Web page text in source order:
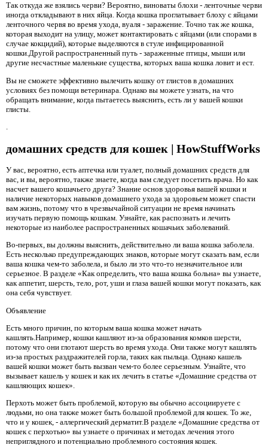
Так откуда же взялись черви? Вероятно, виноваты блохи - ленточные черви
иногда откладывают в них яйца. Когда кошка проглатывает блоху с яйцами
ленточного червя во время ухода, вуаля - заражение. Точно так же кошка,
которая выходит на улицу, может контактировать с яйцами (или спорами в
случае кокцидий), которые выделяются в стуле инфицированной
кошки.Другой распространенный путь - зараженные птицы, мыши или
другие несчастные маленькие существа, которых ваша кошка ловит и ест.
Вы не сможете эффективно вылечить кошку от глистов в домашних
условиях без помощи ветеринара. Однако вы можете узнать, на что
обращать внимание, когда пытаетесь выяснить, есть ли у вашей кошки
глисты.
домашних средств для кошек | HowStuffWorks
У вас, вероятно, есть аптечка или туалет, полный домашних средств для
вас, и вы, вероятно, также знаете, когда вам следует посетить врача. Но как
насчет вашего кошачьего друга? Знание основ здоровья вашей кошки и
наличие некоторых навыков домашнего ухода за здоровьем может спасти
вам жизнь, потому что в чрезвычайной ситуации не время начинать
изучать первую помощь кошкам. Узнайте, как распознать и лечить
некоторые из наиболее распространенных кошачьих заболеваний.
Во-первых, вы должны выяснить, действительно ли ваша кошка заболела.
Есть несколько предупреждающих знаков, которые могут сказать вам, если
ваша кошка чем-то заболела, и было ли это что-то незначительное или
серьезное. В разделе «Как определить, что ваша кошка больна» вы узнаете,
как аппетит, шерсть, тело, рот, уши и глаза вашей кошки могут показать, как
она себя чувствует.
Объявление
Есть много причин, по которым ваша кошка может начать
кашлять.Например, кошки кашляют из-за образования комков шерсти,
потому что они глотают шерсть во время ухода. Они также могут кашлять
из-за простых раздражителей горла, таких как пыльца. Однако кашель
вашей кошки может быть вызван чем-то более серьезным. Узнайте, что
вызывает кашель у кошек и как их лечить в статье «Домашние средства от
кашляющих кошек».
Перхоть может быть проблемой, которую вы обычно ассоциируете с
людьми, но она также может быть большой проблемой для кошек. То же,
что и у кошек, - аллергический дерматит.В разделе «Домашние средства от
кошек с перхотью» вы узнаете о причинах и методах лечения этого
неприглядного и потенциально проблемного состояния кошек.